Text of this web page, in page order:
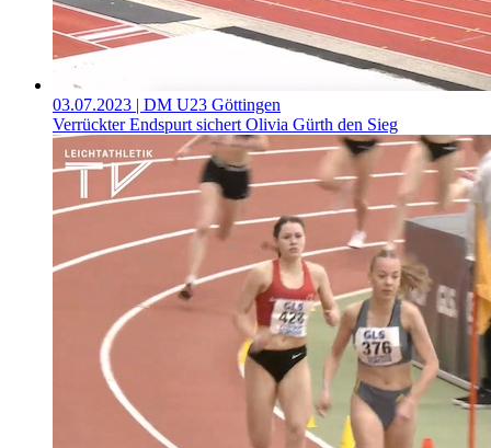
03.07.2023 | DM U23 Göttingen
Verrückter Endspurt sichert Olivia Gürth den Sieg